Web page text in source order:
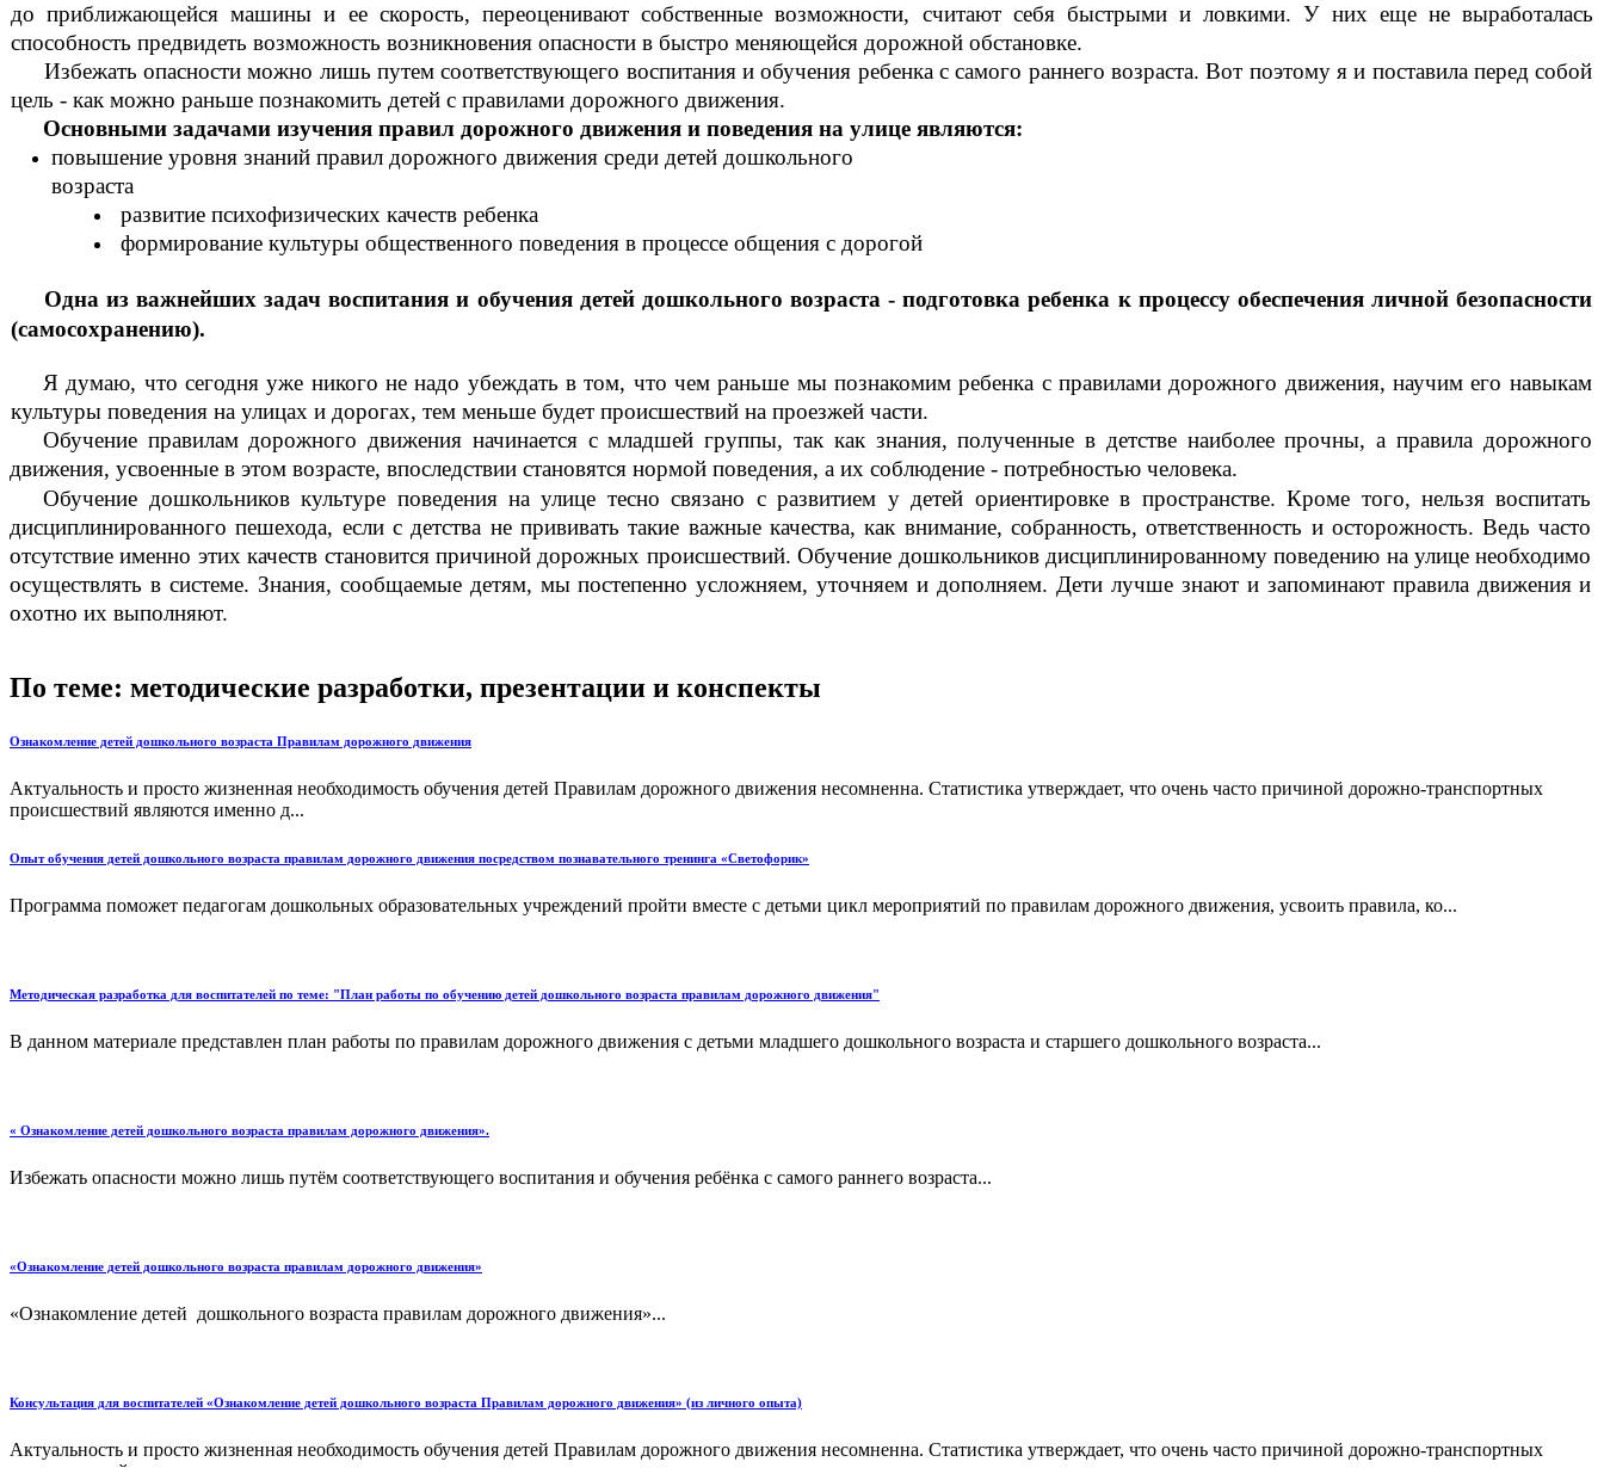
до приближающейся машины и ее скорость, переоценивают собственные возможности, считают себя быстрыми и ловкими. У них еще не выработалась
способность предвидеть возможность возникновения опасности в быстро меняющейся дорожной обстановке.
Избежать опасности можно лишь путем соответствующего воспитания и обучения ребенка с самого раннего возраста. Вот поэтому я и поставила перед собой
цель - как можно раньше познакомить детей с правилами дорожного движения.
Основными задачами изучения правил дорожного движения и поведения на улице являются:
повышение уровня знаний правил дорожного движения среди детей дошкольного
возраста
развитие психофизических качеств ребенка
формирование культуры общественного поведения в процессе общения с дорогой
Одна из важнейших задач воспитания и обучения детей дошкольного возраста - подготовка ребенка к процессу обеспечения личной безопасности
(самосохранению).
Я думаю, что сегодня уже никого не надо убеждать в том, что чем раньше мы познакомим ребенка с правилами дорожного движения, научим его навыкам
культуры поведения на улицах и дорогах, тем меньше будет происшествий на проезжей части.
Обучение правилам дорожного движения начинается с младшей группы, так как знания, полученные в детстве наиболее прочны, а правила дорожного
движения, усвоенные в этом возрасте, впоследствии становятся нормой поведения, а их соблюдение - потребностью человека.
Обучение дошкольников культуре поведения на улице тесно связано с развитием у детей ориентировке в пространстве. Кроме того, нельзя воспитать
дисциплинированного пешехода, если с детства не прививать такие важные качества, как внимание, собранность, ответственность и осторожность. Ведь часто
отсутствие именно этих качеств становится причиной дорожных происшествий. Обучение дошкольников дисциплинированному поведению на улице необходимо
осуществлять в системе. Знания, сообщаемые детям, мы постепенно усложняем, уточняем и дополняем. Дети лучше знают и запоминают правила движения и
охотно их выполняют.
По теме: методические разработки, презентации и конспекты
Ознакомление детей дошкольного возраста Правилам дорожного движения
Актуальность и просто жизненная необходимость обучения детей Правилам дорожного движения несомненна. Статистика утверждает, что очень часто причиной дорожно-транспортных
происшествий являются именно д...
Опыт обучения детей дошкольного возраста правилам дорожного движения посредством познавательного тренинга «Светофорик»
Программа поможет педагогам дошкольных образовательных учреждений пройти вместе с детьми цикл мероприятий по правилам дорожного движения, усвоить правила, ко...
Методическая разработка для воспитателей по теме: "План работы по обучению детей дошкольного возраста правилам дорожного движения"
В данном материале представлен план работы по правилам дорожного движения с детьми младшего дошкольного возраста и старшего дошкольного возраста...
« Ознакомление детей дошкольного возраста правилам дорожного движения».
Избежать опасности можно лишь путём соответствующего воспитания и обучения ребёнка с самого раннего возраста...
«Ознакомление детей дошкольного возраста правилам дорожного движения»
«Ознакомление детей дошкольного возраста правилам дорожного движения»...
Консультация для воспитателей «Ознакомление детей дошкольного возраста Правилам дорожного движения» (из личного опыта)
Актуальность и просто жизненная необходимость обучения детей Правилам дорожного движения несомненна. Статистика утверждает, что очень часто причиной дорожно-транспортных